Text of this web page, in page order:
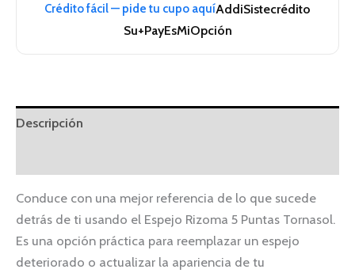
Crédito fácil — pide tu cupo aquíAddiSistecrédito
Su+PayEsMiOpción
Descripción
Conduce con una mejor referencia de lo que sucede
detrás de ti usando el Espejo Rizoma 5 Puntas Tornasol.
Es una opción práctica para reemplazar un espejo
deteriorado o actualizar la apariencia de tu